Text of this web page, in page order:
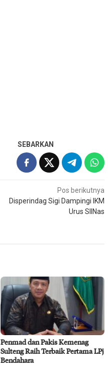
SEBARKAN
Pos berikutnya
Disperindag Sigi Dampingi IKM
Urus SIINas
Penmad dan Pakis Kemenag
Sulteng Raih Terbaik Pertama LPj
Bendahara